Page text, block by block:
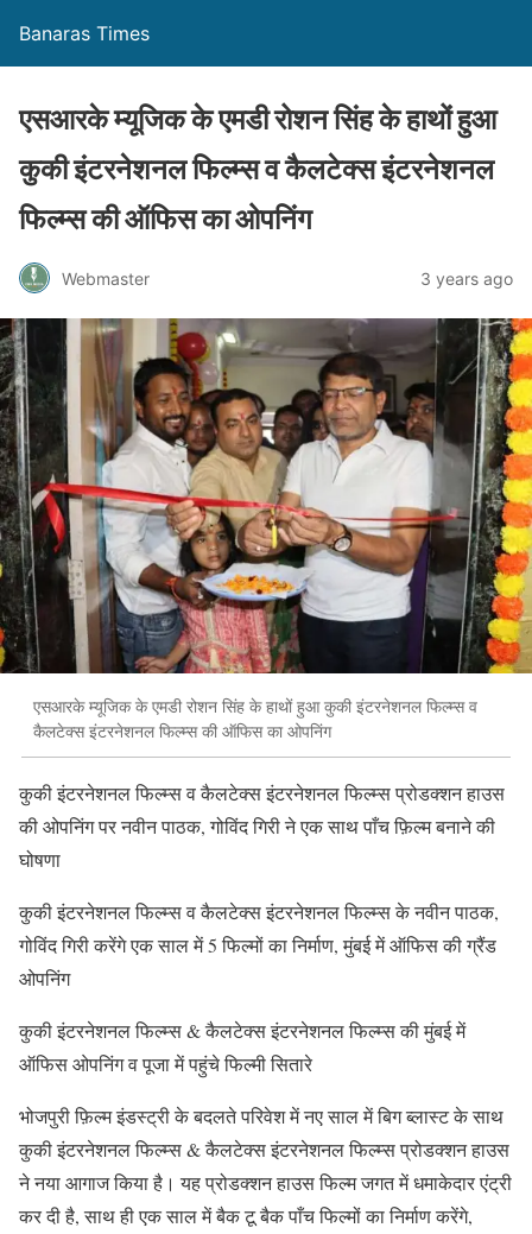
Banaras Times
एसआरके म्यूजिक के एमडी रोशन सिंह के हाथों हुआ
कुकी इंटरनेशनल फिल्म्स व कैलटेक्स इंटरनेशनल
फिल्म्स की ऑफिस का ओपनिंग
Webmaster 3 years ago
एसआरके म्यूजिक के एमडी रोशन सिंह के हाथों हुआ कुकी इंटरनेशनल फिल्म्स व
कैलटेक्स इंटरनेशनल फिल्म्स की ऑफिस का ओपनिंग
कुकी इंटरनेशनल फिल्म्स व कैलटेक्स इंटरनेशनल फिल्म्स प्रोडक्शन हाउस
की ओपनिंग पर नवीन पाठक, गोविंद गिरी ने एक साथ पाँच फ़िल्म बनाने की
घोषणा
कुकी इंटरनेशनल फिल्म्स व कैलटेक्स इंटरनेशनल फिल्म्स के नवीन पाठक,
गोविंद गिरी करेंगे एक साल में 5 फिल्मों का निर्माण, मुंबई में ऑफिस की ग्रैंड
ओपनिंग
कुकी इंटरनेशनल फिल्म्स & कैलटेक्स इंटरनेशनल फिल्म्स की मुंबई में
ऑफिस ओपनिंग व पूजा में पहुंचे फिल्मी सितारे
भोजपुरी फ़िल्म इंडस्ट्री के बदलते परिवेश में नए साल में बिग ब्लास्ट के साथ
कुकी इंटरनेशनल फिल्म्स & कैलटेक्स इंटरनेशनल फिल्म्स प्रोडक्शन हाउस
ने नया आगाज किया है। यह प्रोडक्शन हाउस फिल्म जगत में धमाकेदार एंट्री
कर दी है, साथ ही एक साल में बैक टू बैक पाँच फिल्मों का निर्माण करेंगे,